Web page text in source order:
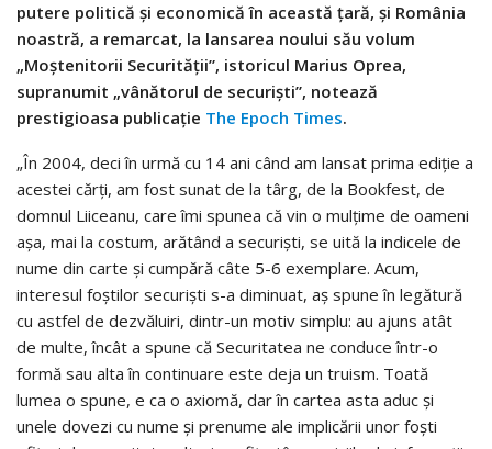
putere politică şi economică în această ţară, şi România
noastră, a remarcat, la lansarea noului său volum
„Moştenitorii Securităţii”, istoricul Marius Oprea,
supranumit „vânătorul de securişti”, notează
prestigioasa publicație The Epoch Times.
„În 2004, deci în urmă cu 14 ani când am lansat prima ediţie a
acestei cărţi, am fost sunat de la târg, de la Bookfest, de
domnul Liiceanu, care îmi spunea că vin o mulţime de oameni
aşa, mai la costum, arătând a securişti, se uită la indicele de
nume din carte şi cumpără câte 5-6 exemplare. Acum,
interesul foştilor securişti s-a diminuat, aş spune în legătură
cu astfel de dezvăluiri, dintr-un motiv simplu: au ajuns atât
de multe, încât a spune că Securitatea ne conduce într-o
formă sau alta în continuare este deja un truism. Toată
lumea o spune, e ca o axiomă, dar în cartea asta aduc şi
unele dovezi cu nume şi prenume ale implicării unor foşti